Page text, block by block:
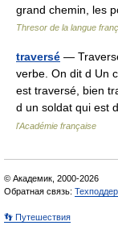
grand chemin, les
Thresor de la langue
traversé —
verbe. On dit d Un
est traversé, bien
d un soldat qui est
l'Académie française
© Академик, 2000-2026
Обратная связь:
👣 Путешествия